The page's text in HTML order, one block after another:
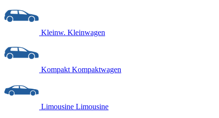
Kleinw. Kleinwagen
Kompakt Kompaktwagen
Limousine Limousine